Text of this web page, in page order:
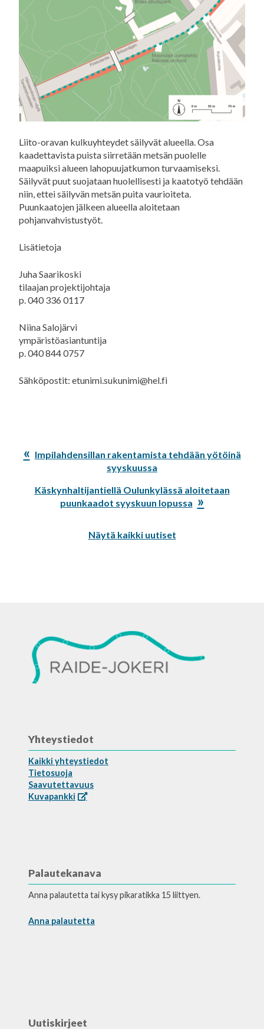
Liito-oravan kulkuyhteydet säilyvät alueella. Osa
kaadettavista puista siirretään metsän puolelle
maapuiksi alueen lahopuujatkumon turvaamiseksi.
Säilyvät puut suojataan huolellisesti ja kaatotyö tehdään
niin, ettei säilyvän metsän puita vaurioiteta.
Puunkaatojen jälkeen alueella aloitetaan
pohjanvahvistustyöt.
Lisätietoja
Juha Saarikoski
tilaajan projektijohtaja
p. 040 336 0117
Niina Salojärvi
ympäristöasiantuntija
p. 040 844 0757
Sähköpostit: etunimi.sukunimi@hel.fi
Edellinen
Impilahdensillan rakentamista tehdään yötöinä
syyskuussa
Seuraava
artikkeli:
Käskynhaltijantiellä Oulunkylässä aloitetaan
puunkaadot syyskuun lopussa
Näytä kaikki uutiset
Yhteystiedot
Kaikki yhteystiedot
Tietosuoja
Saavutettavuus
Kuvapankki
Palautekanava
Anna palautetta tai kysy pikaratikka 15 liittyen.
Anna palautetta
Uutiskirjeet